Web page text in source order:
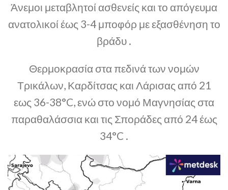
Άνεμοι μεταβλητοί ασθενείς και το απόγευμα
ανατολικοί έως 3-4 μποφόρ με εξασθένηση το
βράδυ .
Θερμοκρασία στα πεδινά των νομών
Τρικάλων, Καρδίτσας και Λάρισας από 21
εως 36-38°C, ενώ στο νομό Μαγνησίας στα
παραθαλάσσια και τις Σποράδες από 24 έως
34°C .